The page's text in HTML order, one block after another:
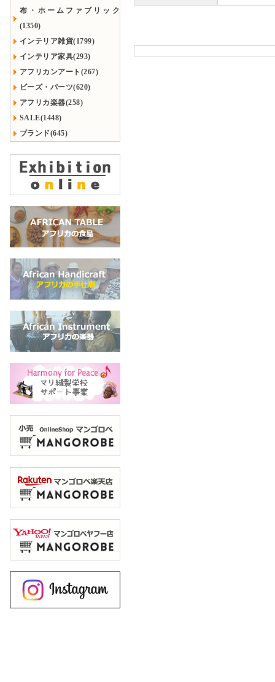
布・ホームファブリック
(1350)
インテリア雑貨(1799)
インテリア家具(293)
アフリカンアート(267)
ビーズ・パーツ(620)
アフリカ楽器(258)
SALE(1448)
ブランド(645)